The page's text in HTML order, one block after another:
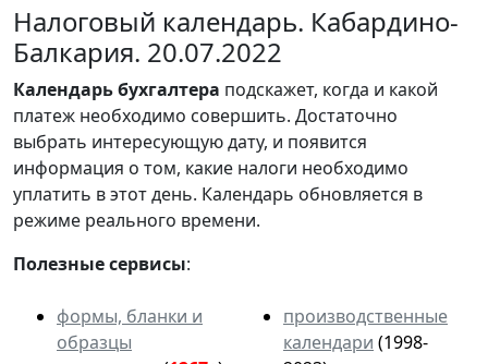
Налоговый календарь. Кабардино-
Балкария. 20.07.2022
Календарьбухгалтера подскажет, когда и какой
платеж необходимо совершить. Достаточно
выбрать интересующую дату, и появится
информация о том, какие налоги необходимо
уплатить в этот день. Календарь обновляется в
режиме реального времени.
Полезные сервисы:
формы, бланки и
образцы
производственные
календари (1998-